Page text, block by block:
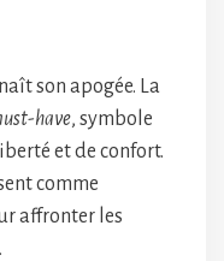
son apogée. La
have, symbole
et de confort.
comme
affronter les